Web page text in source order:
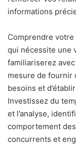
informations
Comprendre
qui nécessite une
familiariserez
mesure de fournir
besoins et
Investissez du
et l’analyse,
comportement
concurrents et